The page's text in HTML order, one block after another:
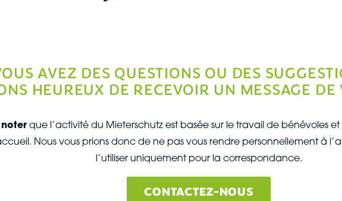
AVEZ DES QUESTIONS OU DES
HEUREUX DE RECEVOIR UN MESSAGE DE
noterque l’activité du Mieterschutz est basée sur le travail de bénévoles et
Nous vous prions donc de ne pas vous rendre personnellement à
l’utiliser uniquement pour la correspondance.
CONTACTEZ-NOUS